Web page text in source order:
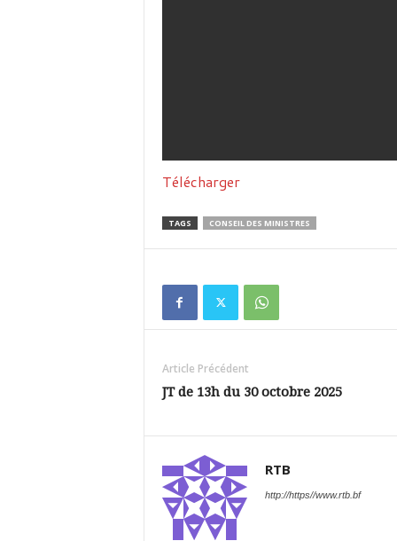
Télécharger
TAGS CONSEIL DES MINISTRES
Article Précédent
JT de 13h du 30 octobre 2025
RTB
http://https//www.rtb.bf